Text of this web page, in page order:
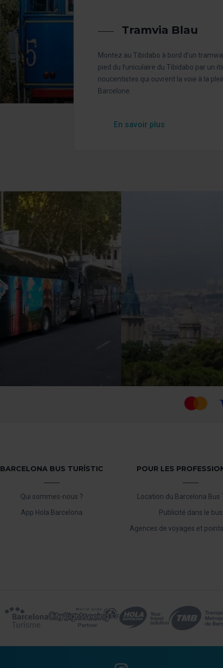
Tramvia Blau
Montez au Tibidabo à bord d’un
pied du funiculaire du Tibidabo par un
noucentistes qui ouvrent la voie à la
Barcelone.
En savoir plus
BARCELONA BUS TURÍSTIC
Qui sommes-nous ?
App Hola Barcelona
POUR LES
Location du Barcelona Bus
Publicité dans le bus
Agences de voyages et